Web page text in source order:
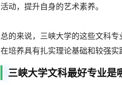
活动，提升自身的艺术素养。
总的来说，三峡大学的这些文科
在培养具有扎实理论基础和较强实
三峡大学文科最好专业是